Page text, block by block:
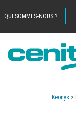
QUI SOMMES-NOUS ?
Keonys >